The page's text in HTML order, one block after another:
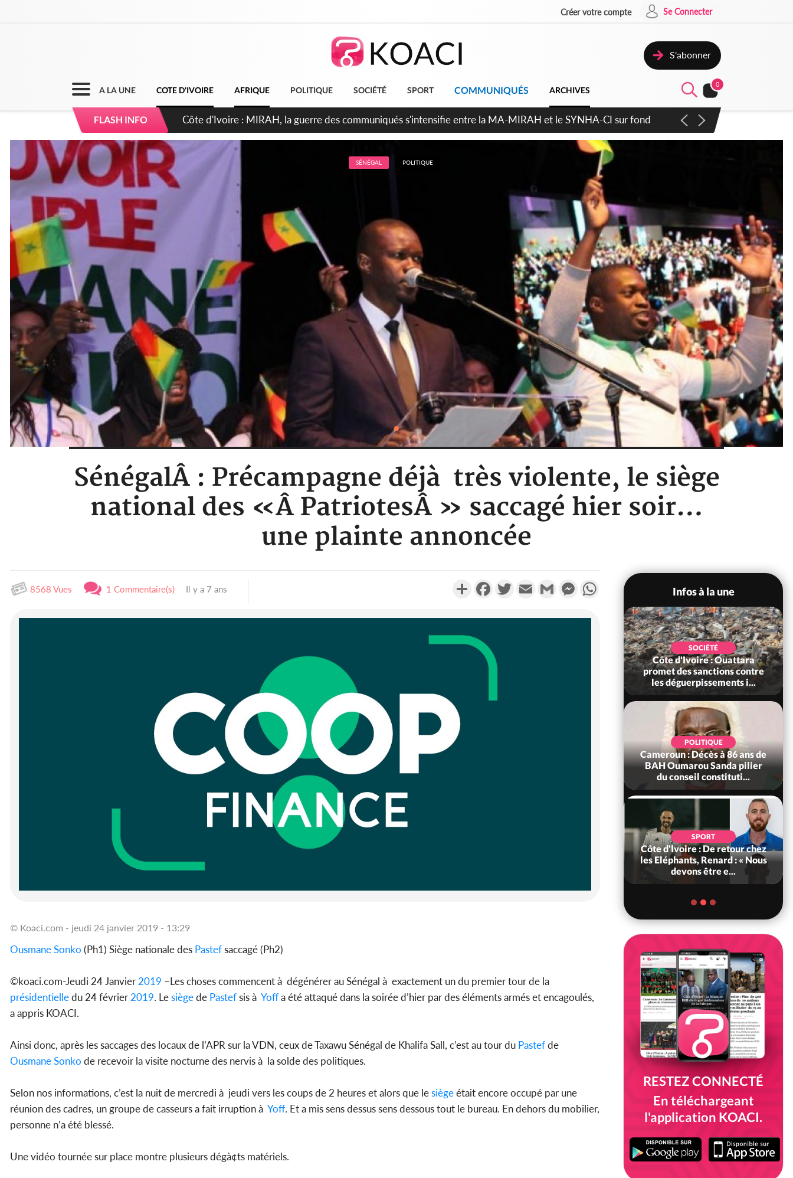
Créer votre compte Se Connecter
S'abonner
A LA UNE COTE D'IVOIRE AFRIQUE POLITIQUE SOCIÉTÉ SPORT COMMUNIQUÉS ARCHIVES
0
FLASH INFO Côte d'Ivoire : Indépendance 2026, Thiam plaide pour un environnement démocratique plus apaisé
SÉNÉGAL POLITIQUE
SénégalÂ : Précampagne déjà très violente, le siège
national des «Â PatriotesÂ » saccagé hier soir…
une plainte annoncée
8568 Vues 1 Commentaire(s) Il y a 7 ans PartagerFacebookTwitterEmail Gmail MessengerWhatsApp
© Koaci.com - jeudi 24 janvier 2019 - 13:29
Ousmane Sonko (Ph1) Siège nationale des Pastefsaccagé (Ph2)
©koaci.com-Jeudi 24 Janvier2019 –Les choses commencent à dégénérer au Sénégal à exactement un du premier tour de la
présidentielledu 24 février2019. Lesiègede Pastefsis à Yoffa été attaqué dans la soirée d’hier par des éléments armés et encagoulés,
a appris KOACI.
Ainsi donc, après les saccages des locaux de l’APR sur la VDN, ceux de Taxawu Sénégal de Khalifa Sall, c’est au tour du Pastefde
Ousmane Sonko de recevoir la visite nocturne des nervis à la solde des politiques.
Selon nos informations, c’est la nuit de mercredi à jeudi vers les coups de 2 heures et alors que lesiègeétait encore occupé par une
réunion des cadres, un groupe de casseurs a fait irruption à Yoff. Et a mis sens dessus sens dessous tout le bureau. En dehors du mobilier,
personne n’a été blessé.
Une vidéo tournée sur place montre plusieurs dégà¢ts matériels.
Infos à la une
Côte d'Ivoire : Après le pari
réussi du 66e anniversaire,
SOCIÉTÉ
Côte d'Ivoire : Ouattara
promet des sanctions contre
les déguerpissements i...
POLITIQUE
Cameroun : Décès à 86 ans de
BAH Oumarou Sanda pilier
du conseil constituti...
SPORT
Côte d'Ivoire : De retour chez
les Eléphants, Renard : « Nous
devons être e...
RESTEZ CONNECTÉ
En téléchargeant
l'application KOACI.